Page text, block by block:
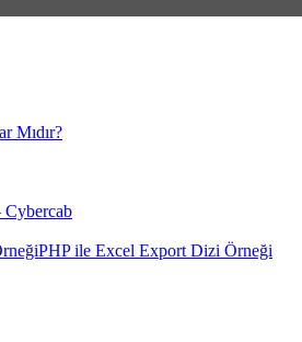
Mıdır?
Cybercab
PHP ile Excel Export Dizi Örneği